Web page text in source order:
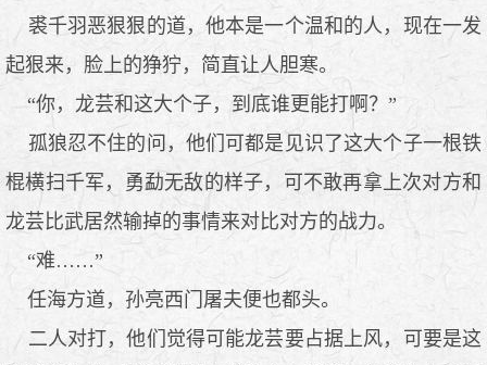
裘千羽恶狠狠的道，他本是一个温和的人，现在一发
起狠来，脸上的狰狞，简直让人胆寒。
“你，龙芸和这大个子，到底谁更能打啊？”
孤狼忍不住的问，他们可都是见识了这大个子一根铁
棍横扫千军，勇勐无敌的样子，可不敢再拿上次对方和
龙芸比武居然输掉的事情来对比对方的战力。
“难……”
任海方道，孙亮西门屠夫便也都头。
二人对打，他们觉得可能龙芸要占据上风，可要是这